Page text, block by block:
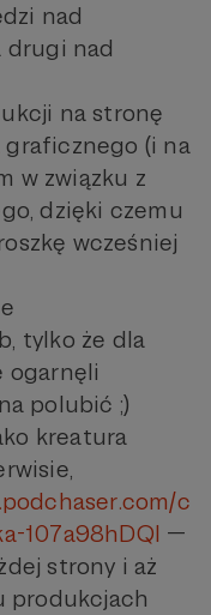
nad
drugi nad
na stronę
graficznego (i na
w związku z
dzięki czemu
wcześniej
tylko że dla
ogarnęli
polubić ;)
kreatura
c
107a98hDQl —
strony i aż
produkcjach